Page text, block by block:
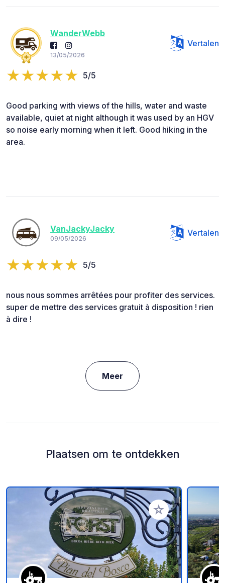
WanderWebb
13/05/2026
Vertalen
5/5
Good parking with views of the hills, water and waste
available, quiet at night although it was used by an HGV
so noise early morning when it left. Good hiking in the
area.
VanJackyJacky
09/05/2026
Vertalen
5/5
nous nous sommes arrêtées pour profiter des services.
super de mettre des services gratuit à disposition ! rien
à dire !
Meer
Plaatsen om te ontdekken
Voeg toe aan je